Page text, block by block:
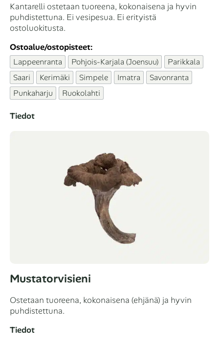
Kantarelli ostetaan tuoreena, kokonaisena ja hyvin
puhdistettuna. Ei vesipesua. Ei erityistä
ostoluokitusta.
Ostoalue/ostopisteet:
Lappeenranta Pohjois-Karjala (Joensuu)
Parikkala
Saari
Kerimäki Simpele Imatra
Savonranta
Punkaharju
Ruokolahti
Tiedot
Mustatorvisieni
Ostetaan tuoreena, kokonaisena (ehjänä) ja hyvin
puhdistettuna.
Tiedot